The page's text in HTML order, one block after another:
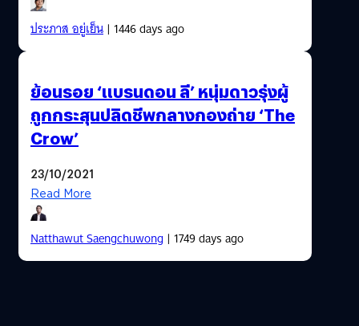
ประภาส อยู่เย็น| 1446 days ago
ย้อนรอย ‘แบรนดอน ลี’ หนุ่มดาวรุ่งผู้
ถูกกระสุนปลิดชีพกลางกองถ่าย ‘The
Crow’
23/10/2021
Read More
Natthawut Saengchuwong | 1749 days ago